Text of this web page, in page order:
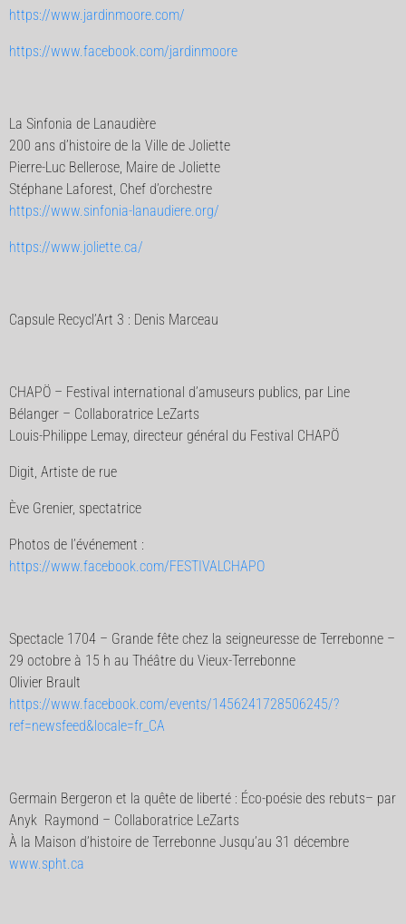
https://www.jardinmoore.com/
https://www.facebook.com/jardinmoore
La Sinfonia de Lanaudière
200 ans d’histoire de la Ville de Joliette
Pierre-Luc Bellerose, Maire de Joliette
Stéphane Laforest, Chef d’orchestre
https://www.sinfonia-lanaudiere.org/
https://www.joliette.ca/
Capsule Recycl’Art 3 : Denis Marceau
CHAPÖ – Festival international d’amuseurs publics, par Line
Bélanger – Collaboratrice LeZarts
Louis-Philippe Lemay, directeur général du Festival CHAPÖ
Digit, Artiste de rue
Ève Grenier, spectatrice
Photos de l’événement :
https://www.facebook.com/FESTIVALCHAPO
Spectacle 1704 – Grande fête chez la seigneuresse de Terrebonne –
29 octobre à 15 h au Théâtre du Vieux-Terrebonne
Olivier Brault
https://www.facebook.com/events/1456241728506245/?
ref=newsfeed&locale=fr_CA
Germain Bergeron et la quête de liberté : Éco-poésie des rebuts– par
Anyk Raymond – Collaboratrice LeZarts
À la Maison d’histoire de Terrebonne Jusqu’au 31 décembre
www.spht.ca